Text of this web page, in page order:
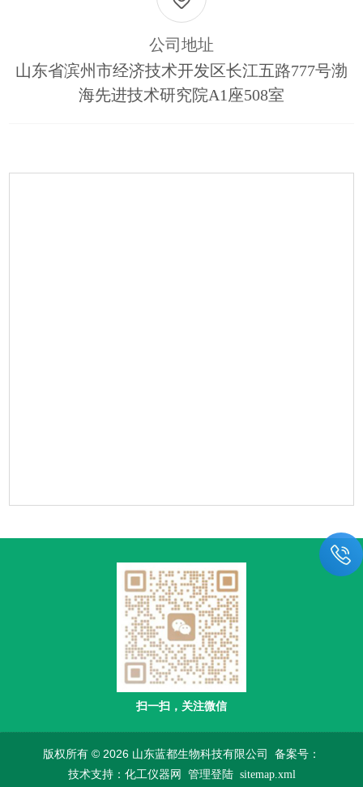
公司地址
山东省滨州市经济技术开发区长江五路777号渤
海先进技术研究院A1座508室
扫一扫，关注微信
版权所有 © 2026 山东蓝都生物科技有限公司 备案号：
技术支持： 化工仪器网 管理登陆 sitemap.xml